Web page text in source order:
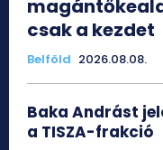
csak a kezdet
Belföld 2026.08.08.
Baka Andrást
a TISZA-frakció